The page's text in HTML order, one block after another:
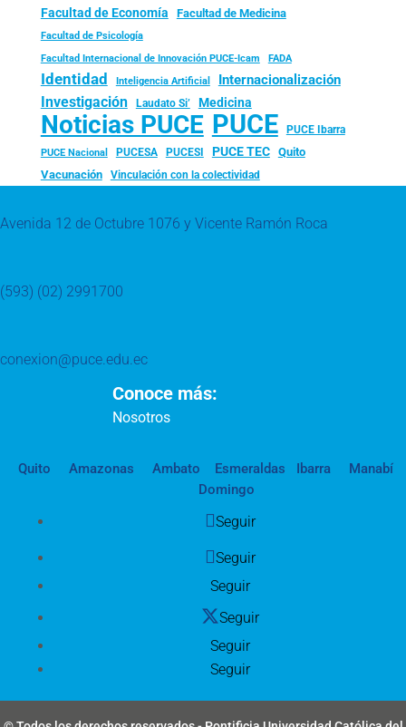
Facultad de Economía Facultad de Medicina
Facultad de Psicología
Facultad Internacional de Innovación PUCE-Icam FADA
Identidad Inteligencia Artificial Internacionalización
Investigación Laudato Si’ Medicina
Noticias PUCE PUCE PUCE Ibarra
PUCE Nacional PUCESA PUCESI PUCE TEC
Quito
Vacunación
Vinculación con la colectividad
Avenida 12 de Octubre 1076 y Vicente Ramón Roca
(593) (02) 2991700
conexion@puce.edu.ec
Conoce más:
Nosotros
Quito Amazonas Ambato Esmeraldas Ibarra
Manabí
Domingo
Seguir
Seguir
Seguir
Seguir
Seguir
Seguir